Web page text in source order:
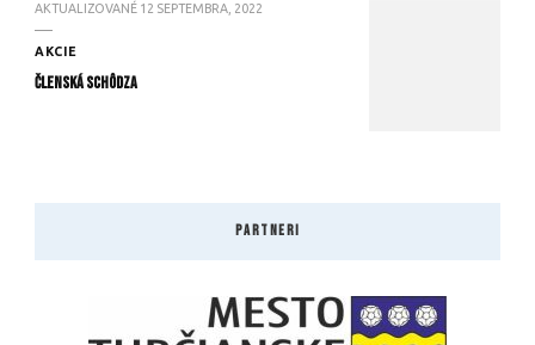
AKTUALIZOVANÉ 12 SEPTEMBRA, 2022
AKCIE
Členská schôdza
PARTNERI